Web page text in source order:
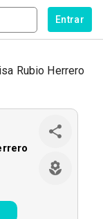
Entrar
Rubio Herrero